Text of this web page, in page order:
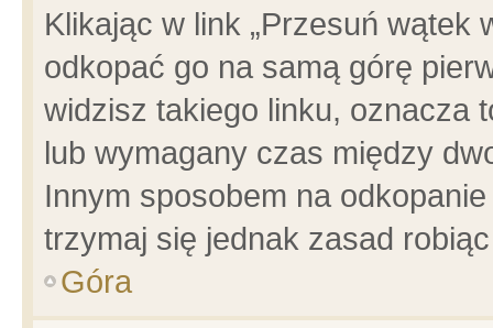
Klikając w link „Przesuń wątek
odkopać go na samą górę
widzisz takiego linku, oznacza
lub wymagany czas między
Innym sposobem na
trzymaj się jednak zasad
Góra